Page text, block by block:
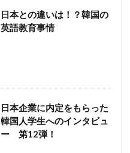
日本との違いは！？韓国の
英語教育事情
日本企業に内定をもらった
韓国人学生へのインタビュ
ー 第12弾！